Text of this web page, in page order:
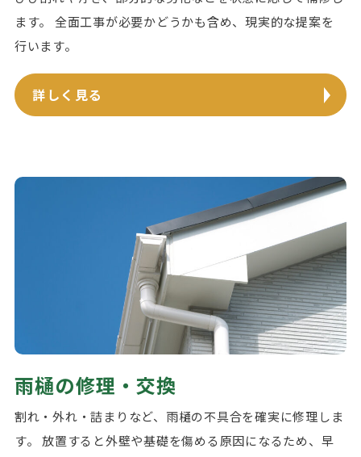
ます。 全面工事が必要かどうかも含め、現実的な提案を
行います。
詳しく見る
雨樋の修理・交換
割れ・外れ・詰まりなど、雨樋の不具合を確実に修理しま
す。 放置すると外壁や基礎を傷める原因になるため、早